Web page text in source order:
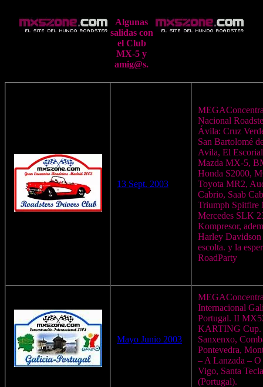
Algunas
salidas con
el Club
MX-5 y
amig@s.
13 Sept. 2003
Nacional
Ávila: Cruz
San Bartolomé
Avila, El
Mazda MX-5,
Honda S2000,
Toyota MR2,
Cabrio, Saab
Triumph
Mercedes SLK
Kompresor,
Harley Davidson
escolta. y la
RoadParty
Mayo Junio 2003
Internacional
Portugal. II
KARTING Cup.
Sanxenxo,
Pontevedra,
– A Lanzada –
Vigo, Santa
(Portugal).